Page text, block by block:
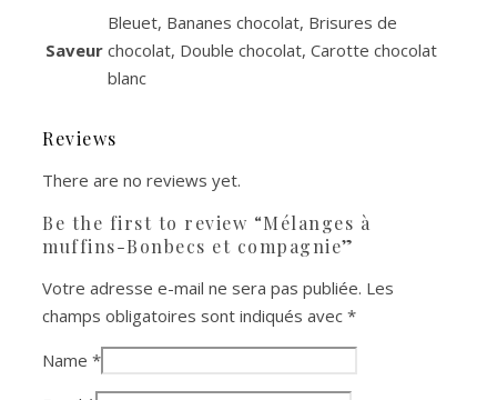
Saveur
Bleuet, Bananes chocolat, Brisures de
chocolat, Double chocolat, Carotte chocolat
blanc
Reviews
There are no reviews yet.
Be the first to review “Mélanges à
muffins-Bonbecs et compagnie”
Votre adresse e-mail ne sera pas publiée. Les
champs obligatoires sont indiqués avec *
Name *